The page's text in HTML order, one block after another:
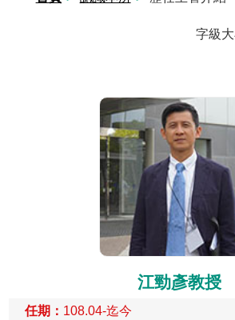
字級大
江勁彥教授
任期： 108.04-迄今